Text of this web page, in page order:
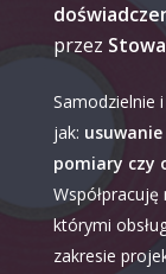
przez
Samodzielnie
jak:
pomiary czy
którymi
zakresie